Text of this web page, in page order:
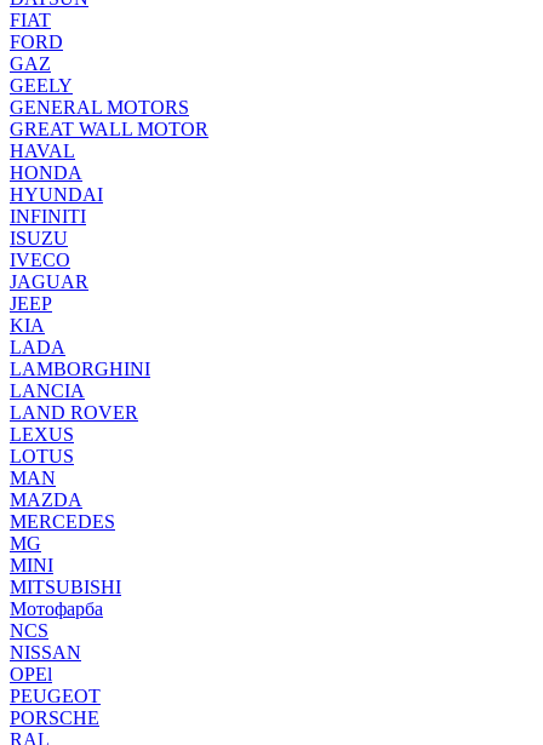
FIAT
FORD
GAZ
GEELY
GENERAL MOTORS
GREAT WALL MOTOR
HAVAL
HONDA
HYUNDAI
INFINITI
ISUZU
IVECO
JAGUAR
JEEP
KIA
LADA
LAMBORGHINI
LANCIA
LAND ROVER
LEXUS
LOTUS
MAN
MAZDA
MERCEDES
MG
MINI
MITSUBISHI
Мотофарба
NCS
NISSAN
OPEl
PEUGEOT
PORSCHE
RAL